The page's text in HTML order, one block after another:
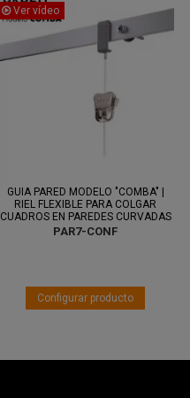
Ver vídeo
GUIA PARED MODELO "COMBA" |
RIEL FLEXIBLE PARA COLGAR
CUADROS EN PAREDES CURVADAS
PAR7-CONF